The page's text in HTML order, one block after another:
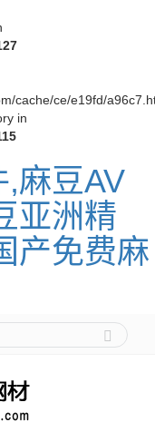
cache/ce/e19fd/
in
麻豆AV
亚洲精
产免费麻